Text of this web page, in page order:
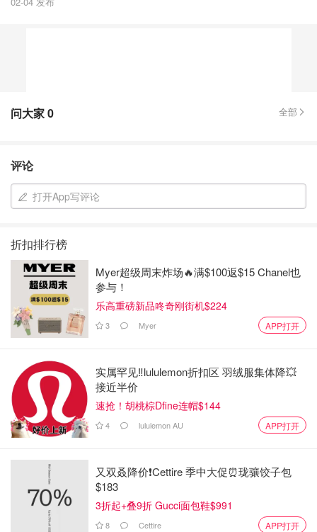
问大家0 全部
评论
打开App写评论
折扣排行榜
Myer超级周末炸场🔥满$100返$15 Chanel也
参与！
乐高重磅新品咚奇刚街机$224
3 Myer APP打开
实属罕见‼️lululemon折扣区 羽绒服集体降💥
接近半价
速抢！胡桃棕Dfine连帽$144
4 lululemon AU APP打开
又双叒降价❗️Cettire 季中大促⏰珑骧饺子包
$183
3折起+叠9折 Gucci面包鞋$991
8 Cettire APP打开